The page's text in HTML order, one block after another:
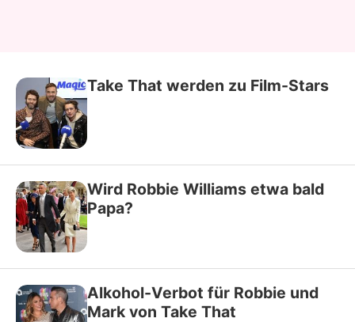
Take That werden zu Film-Stars
Wird Robbie Williams etwa bald
Papa?
Alkohol-Verbot für Robbie und
Mark von Take That